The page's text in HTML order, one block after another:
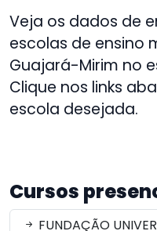
Veja os dados de
escolas de ensino
Guajará-Mirim no
Clique nos links
escola desejada.
Cursos
FUNDAÇÃO